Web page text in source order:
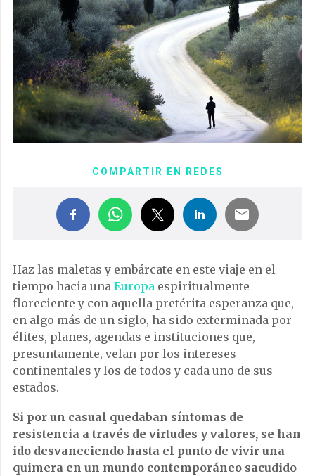
COMPARTIR EN REDES
Haz las maletas y embárcate en este viaje en el
tiempo hacia una Europa espiritualmente
floreciente y con aquella pretérita esperanza que,
en algo más de un siglo, ha sido exterminada por
élites, planes, agendas e instituciones que,
presuntamente, velan por los intereses
continentales y los de todos y cada uno de sus
estados.
Si por un casual quedaban síntomas de
resistencia a través de virtudes y valores, se han
ido desvaneciendo hasta el punto de vivir una
quimera en un mundo contemporáneo sacudido